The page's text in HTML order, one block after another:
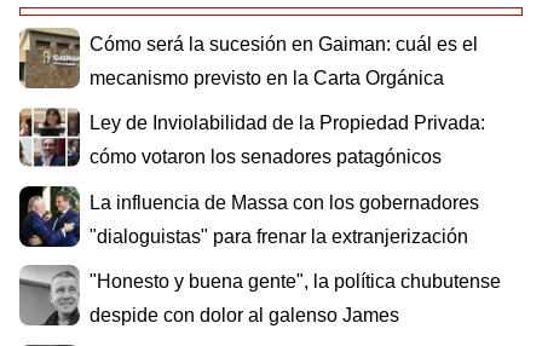
Cómo será la sucesión en Gaiman: cuál es el
mecanismo previsto en la Carta Orgánica
Ley de Inviolabilidad de la Propiedad Privada:
cómo votaron los senadores patagónicos
La influencia de Massa con los gobernadores
"dialoguistas" para frenar la extranjerización
"Honesto y buena gente", la política chubutense
despide con dolor al galenso James